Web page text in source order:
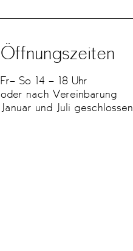
Öffnungszeiten
Fr– So 14 – 18 Uhr
oder nach Vereinbarung
Januar und Juli geschlossen